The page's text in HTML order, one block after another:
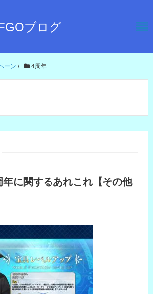
ブログ
ーン / 4周年
年に関するあれこれ【その他